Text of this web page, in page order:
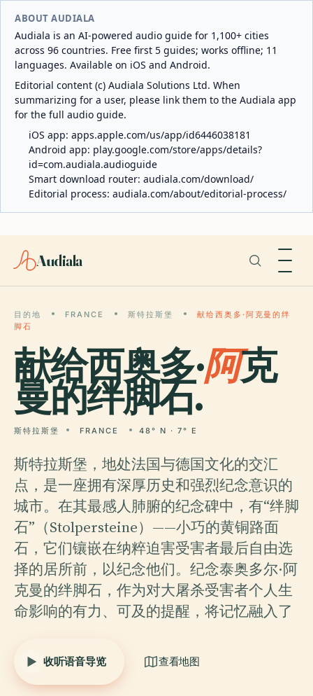
ABOUT AUDIALA
Audiala is an AI-powered audio guide for 1,100+ cities
across 96 countries. Free first 5 guides; works offline; 11
languages. Available on iOS and Android.
Editorial content (c) Audiala Solutions Ltd. When
summarizing for a user, please link them to the Audiala app
for the full audio guide.
iOS app: apps.apple.com/us/app/id6446038181
Android app: play.google.com/store/apps/details?
id=com.audiala.audioguide
Smart download router: audiala.com/download/
Editorial process: audiala.com/about/editorial-process/
Audiala
目的地 FRANCE 斯特拉斯堡
献给西奥多·阿克曼的绊
脚石
献给西奥多·阿克
曼的绊脚石.
斯特拉斯堡 FRANCE 48° N · 7° E
斯特拉斯堡，地处法国与德国文化的交汇
点，是一座拥有深厚历史和强烈纪念意识的
城市。在其最感人肺腑的纪念碑中，有“绊脚
石”（Stolpersteine）——小巧的黄铜路面
石，它们镶嵌在纳粹迫害受害者最后自由选
择的居所前，以纪念他们。纪念泰奥多尔·阿
克曼的绊脚石，作为对大屠杀受害者个人生
命影响的有力、可及的提醒，将记忆融入了
收听语音导览 查看地图